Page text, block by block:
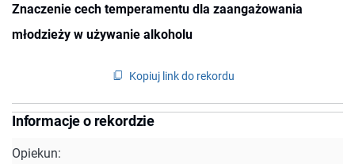
Znaczenie cech temperamentu dla zaangażowania
młodzieży w używanie alkoholu
Kopiuj link do rekordu
Informacje o rekordzie
Opiekun: